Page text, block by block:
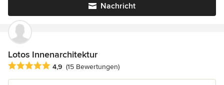
Nachricht
Lotos Innenarchitektur
Durchschnittliche Bewertung: 4.9 von 5 Sternen
4,9 (15 Bewertungen)